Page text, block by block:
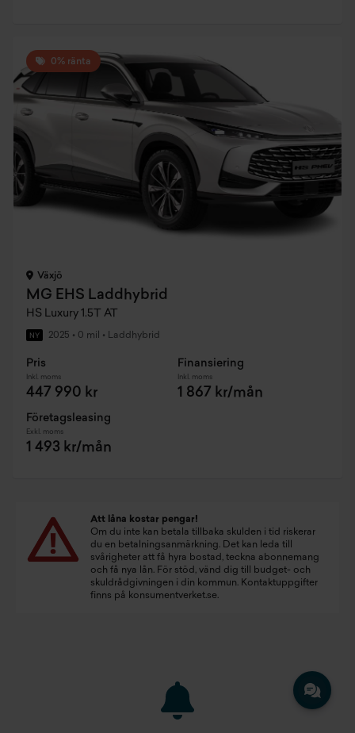
0% ränta
Växjö
MG EHS Laddhybrid
HS Luxury 1.5T AT
NY 2025 • 0 mil • Laddhybrid
Pris
Inkl. moms
447 990 kr
Finansiering
Inkl. moms
1 867 kr/mån
Företagsleasing
Exkl. moms
1 493 kr/mån
Att låna kostar pengar!
Om du inte kan betala tillbaka skulden i tid riskerar
du en betalningsanmärkning. Det kan leda till
svårigheter att få hyra bostad, teckna abonnemang
och få nya lån. För stöd, vänd dig till budget- och
skuldrådgivningen i din kommun. Kontaktuppgifter
finns på konsumentverket.se.